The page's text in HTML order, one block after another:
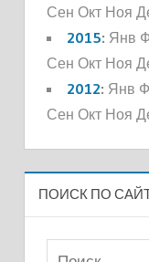
Сен Окт Ноя
2015: Янв
Сен Окт Ноя
2012: Янв
Сен Окт Ноя
ПОИСК ПО